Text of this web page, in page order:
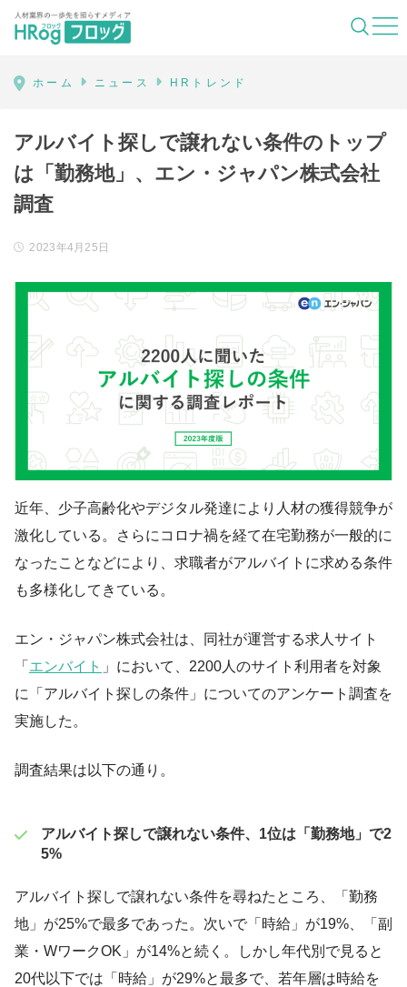
HRog | 人材業界の一歩先を照らすメディ
ホーム ニュース HRトレンド
アルバイト探しで譲れない条件のトップ
は「勤務地」、エン・ジャパン株式会社
調査
2023年4月25日
近年、少子高齢化やデジタル発達により人材の獲得競争が
激化している。さらにコロナ禍を経て在宅勤務が一般的に
なったことなどにより、求職者がアルバイトに求める条件
も多様化してきている。
エン・ジャパン株式会社は、同社が運営する求人サイト
「 エンバイト 」において、2200人のサイト利用者を対象
に「アルバイト探しの条件」についてのアンケート調査を
実施した。
調査結果は以下の通り。
アルバイト探しで譲れない条件、1位は「勤務地」で2
5%
アルバイト探しで譲れない条件を尋ねたところ、「勤務
地」が25%で最多であった。次いで「時給」が19%、「副
業・WワークOK」が14%と続く。しかし年代別で見ると
20代以下では「時給」が29%と最多で、若年層は時給を